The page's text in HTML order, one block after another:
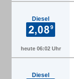
Diesel
heute 06:02 Uhr
Diesel